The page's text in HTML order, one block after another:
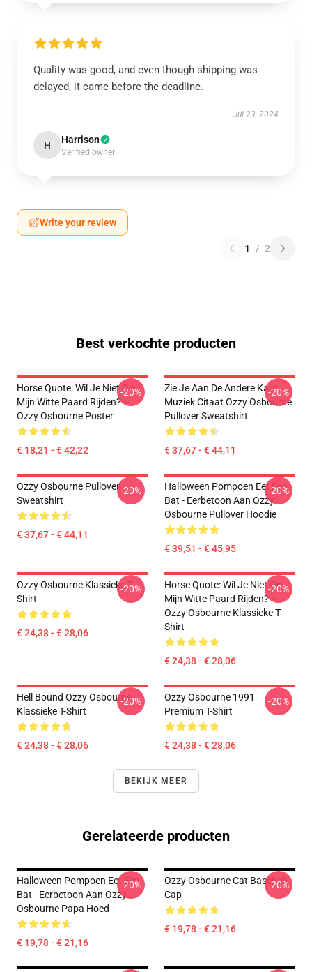
Quality was good, and even though shipping was
delayed, it came before the deadline.
Jul 23, 2024
H Harrison
Verified owner
Write your review
1 / 2
Best verkochte producten
Horse Quote: Wil Je Niet Op
Mijn Witte Paard Rijden? ~
Ozzy Osbourne Poster
€ 18,21 - € 42,22
-20%
Zie Je Aan De Andere Kant -
Muziek Citaat Ozzy Osbourne
Pullover Sweatshirt
€ 37,67 - € 44,11
-20%
Ozzy Osbourne Pullover
Sweatshirt
€ 37,67 - € 44,11
-20%
Halloween Pompoen Eet Een
Bat - Eerbetoon Aan Ozzy
Osbourne Pullover Hoodie
€ 39,51 - € 45,95
-20%
Ozzy Osbourne Klassieke T-
Shirt
€ 24,38 - € 28,06
-20%
Horse Quote: Wil Je Niet Op
Mijn Witte Paard Rijden? ~
Ozzy Osbourne Klassieke T-
Shirt
€ 24,38 - € 28,06
-20%
Hell Bound Ozzy Osbourne
Klassieke T-Shirt
€ 24,38 - € 28,06
-20%
Ozzy Osbourne 1991
Premium T-Shirt
€ 24,38 - € 28,06
-20%
BEKIJK MEER
Gerelateerde producten
Halloween Pompoen Eet Een
Bat - Eerbetoon Aan Ozzy
Osbourne Papa Hoed
€ 19,78 - € 21,16
-20%
Ozzy Osbourne Cat Baseball
Cap
€ 19,78 - € 21,16
-20%